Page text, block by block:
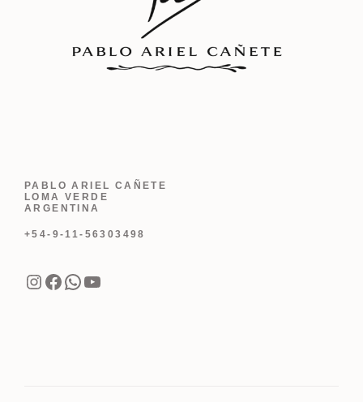
PABLO ARIEL CAÑETE
LOMA VERDE
ARGENTINA
+54-9-11-56303498
Instagram
Facebook
WhatsApp
YouTube